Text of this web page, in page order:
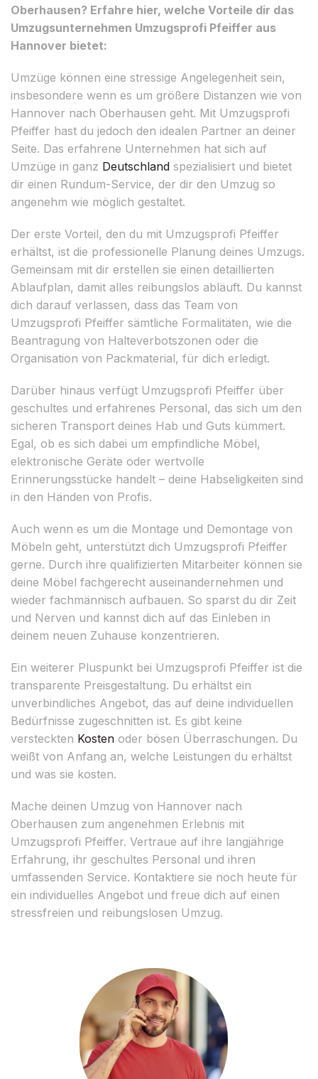
Oberhausen? Erfahre hier, welche Vorteile dir das
Umzugsunternehmen Umzugsprofi Pfeiffer aus
Hannover bietet:
Umzüge können eine stressige Angelegenheit sein,
insbesondere wenn es um größere Distanzen wie von
Hannover nach Oberhausen geht. Mit Umzugsprofi
Pfeiffer hast du jedoch den idealen Partner an deiner
Seite. Das erfahrene Unternehmen hat sich auf
Umzüge in ganz Deutschland spezialisiert und bietet
dir einen Rundum-Service, der dir den Umzug so
angenehm wie möglich gestaltet.
Der erste Vorteil, den du mit Umzugsprofi Pfeiffer
erhältst, ist die professionelle Planung deines Umzugs.
Gemeinsam mit dir erstellen sie einen detaillierten
Ablaufplan, damit alles reibungslos abläuft. Du kannst
dich darauf verlassen, dass das Team von
Umzugsprofi Pfeiffer sämtliche Formalitäten, wie die
Beantragung von Halteverbotszonen oder die
Organisation von Packmaterial, für dich erledigt.
Darüber hinaus verfügt Umzugsprofi Pfeiffer über
geschultes und erfahrenes Personal, das sich um den
sicheren Transport deines Hab und Guts kümmert.
Egal, ob es sich dabei um empfindliche Möbel,
elektronische Geräte oder wertvolle
Erinnerungsstücke handelt – deine Habseligkeiten sind
in den Händen von Profis.
Auch wenn es um die Montage und Demontage von
Möbeln geht, unterstützt dich Umzugsprofi Pfeiffer
gerne. Durch ihre qualifizierten Mitarbeiter können sie
deine Möbel fachgerecht auseinandernehmen und
wieder fachmännisch aufbauen. So sparst du dir Zeit
und Nerven und kannst dich auf das Einleben in
deinem neuen Zuhause konzentrieren.
Ein weiterer Pluspunkt bei Umzugsprofi Pfeiffer ist die
transparente Preisgestaltung. Du erhältst ein
unverbindliches Angebot, das auf deine individuellen
Bedürfnisse zugeschnitten ist. Es gibt keine
versteckten Kosten oder bösen Überraschungen. Du
weißt von Anfang an, welche Leistungen du erhältst
und was sie kosten.
Mache deinen Umzug von Hannover nach
Oberhausen zum angenehmen Erlebnis mit
Umzugsprofi Pfeiffer. Vertraue auf ihre langjährige
Erfahrung, ihr geschultes Personal und ihren
umfassenden Service. Kontaktiere sie noch heute für
ein individuelles Angebot und freue dich auf einen
stressfreien und reibungslosen Umzug.